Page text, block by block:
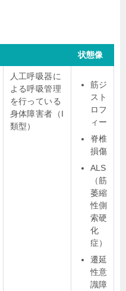
状態像
人工呼吸器に
よる呼吸管理
を行っている
身体障害者（I
類型）
筋ジ
スト
ロフ
ィー
脊椎
損傷
ALS
（筋
萎縮
性側
索硬
化
症）
遷延
性意
識障